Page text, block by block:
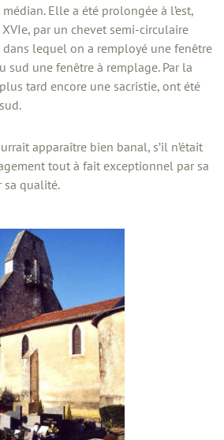
Elle a été prolongée à l’est,
par un chevet semi-circulaire
lequel on a remployé une fenêtre
sud une fenêtre à remplage. Par la
tard encore une sacristie, ont été
apparaître bien banal, s’il n’était
tout à fait exceptionnel par sa
sa qualité.